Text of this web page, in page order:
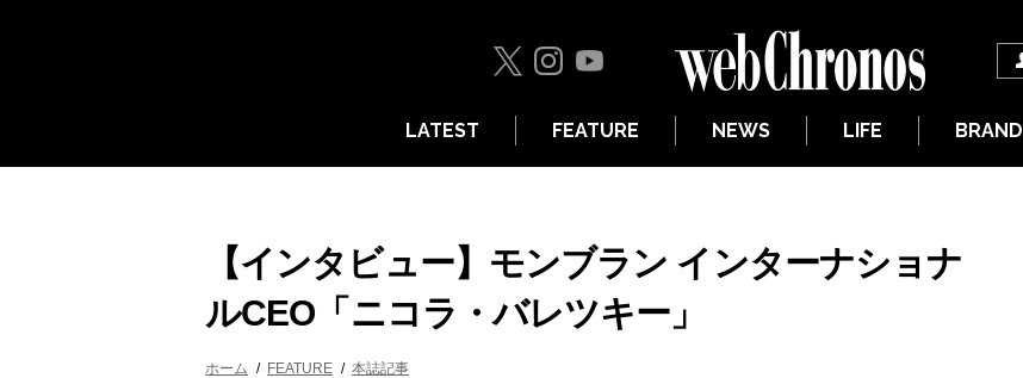
LATEST FEATURE NEWS LIFE BRAND
【インタビュー】モンブラン インターナショナ
ルCEO「ニコラ・バレツキー」
ホーム FEATURE 本誌記事